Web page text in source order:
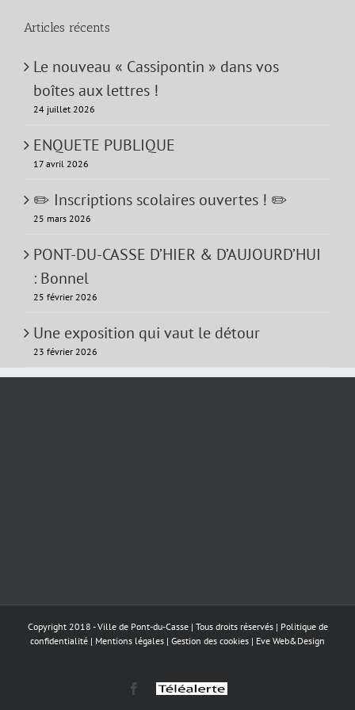
Articles récents
Le nouveau « Cassipontin » dans vos
boîtes aux lettres !
24 juillet 2026
ENQUETE PUBLIQUE
17 avril 2026
✏️ Inscriptions scolaires ouvertes ! ✏️
25 mars 2026
PONT-DU-CASSE D’HIER & D’AUJOURD’HUI
: Bonnel
25 février 2026
Une exposition qui vaut le détour
23 février 2026
Copyright 2018 - Ville de Pont-du-Casse | Tous droits réservés | Politique de
confidentialité | Mentions légales | Gestion des cookies | Eve Web&Design
Facebook
Téléalerte